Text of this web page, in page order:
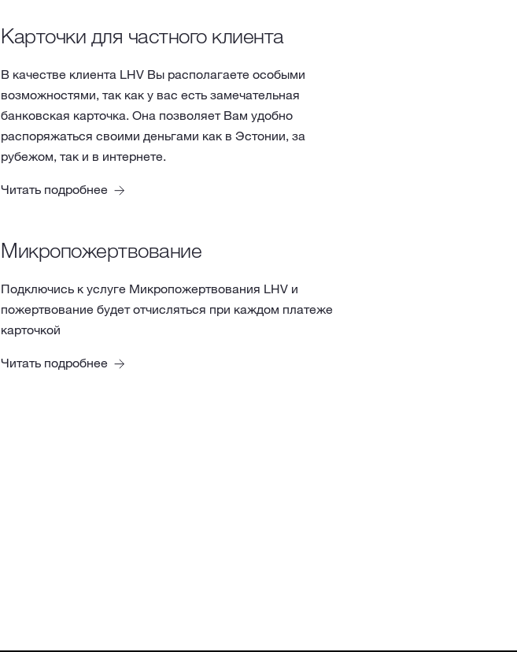
Карточки для частного клиента
В качестве клиента LHV Вы располагаете особыми
возможностями, так как у вас есть замечательная
банковская карточка. Она позволяет Вам удобно
распоряжаться своими деньгами как в Эстонии, за
рубежом, так и в интернете.
Читать подробнее
Микропожертвование
Подключись к услуге Микропожертвования LHV и
пожертвование будет отчисляться при каждом платеже
карточкой
Читать подробнее